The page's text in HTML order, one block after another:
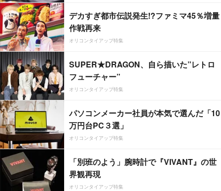
デカすぎ都市伝説発生!?ファミマ45％増量
作戦再来
オリコンタイアップ特集
SUPER★DRAGON、自ら描いた”レトロ
フューチャー”
オリコンタイアップ特集
パソコンメーカー社員が本気で選んだ「10
万円台PC３選」
オリコンタイアップ特集
「別班のよう」腕時計で『VIVANT』の世
界観再現
オリコンタイアップ特集